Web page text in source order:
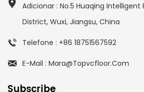
Adicionar : No.5 Huaqing Intelligent
District, Wuxi, Jiangsu, China
Telefone : +86 18751567592
E-Mail : Mara@topvcfloor.com